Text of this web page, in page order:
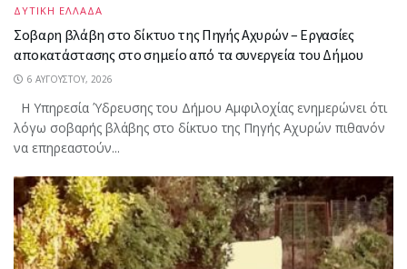
ΔΥΤΙΚΗ ΕΛΛΑΔΑ
Σοβαρη βλάβη στο δίκτυο της Πηγής Αχυρών – Εργασίες
αποκατάστασης στο σημείο από τα συνεργεία του Δήμου
6 ΑΥΓΟΎΣΤΟΥ, 2026
Η Υπηρεσία Ύδρευσης του Δήμου Αμφιλοχίας ενημερώνει ότι
λόγω σοβαρής βλάβης στο δίκτυο της Πηγής Αχυρών πιθανόν
να επηρεαστούν...